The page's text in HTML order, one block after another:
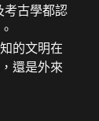
考古學都認
的文明在
還是外來